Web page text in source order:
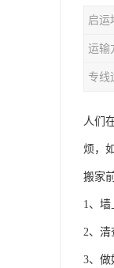
启运
运输
专线
人们
烦，
搬家
1、墙
2、清
3、做